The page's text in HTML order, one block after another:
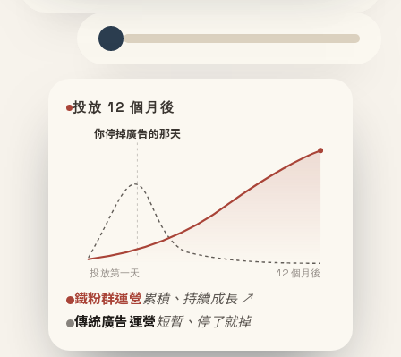
投放 12 個月後
你停掉廣告的那天
投放第一天 12 個月後
鐵粉群運營累積、持續成長 ↗
傳統廣告運營短暫、停了就掉